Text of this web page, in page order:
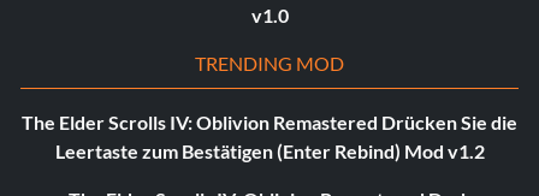
v1.0
TRENDING MOD
The Elder Scrolls IV: Oblivion Remastered Drücken Sie die
Leertaste zum Bestätigen (Enter Rebind) Mod v1.2